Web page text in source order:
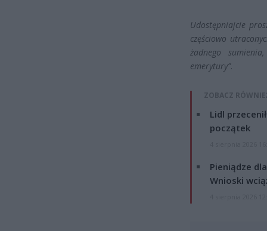
Udostępniajcie
częściowo
żadnego
emerytury”.
ZOBACZ
Lidl
początek
Pieniądze
Wnioski